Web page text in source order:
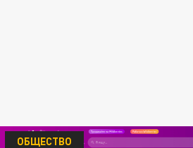
ОБЩЕСТВО